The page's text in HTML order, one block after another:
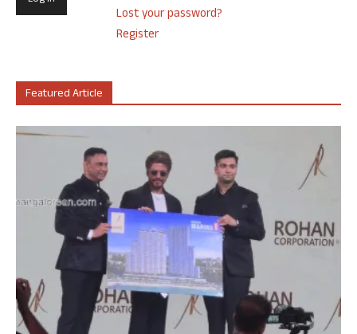
Lost your password?
Register
Featured Article